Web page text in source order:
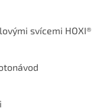
svícemi HOXI®